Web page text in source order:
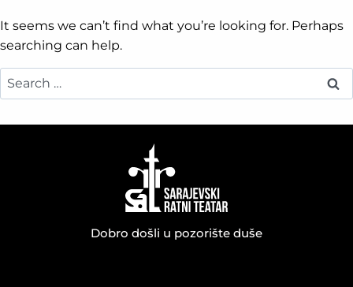
It seems we can’t find what you’re looking for. Perhaps
searching can help.
Search
for:
Dobro došli u pozorište duše